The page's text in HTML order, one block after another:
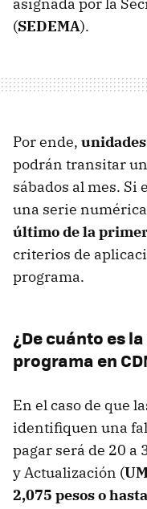
asignada por la
(SEDEMA).
Por ende,
podrán transitar
sábados al mes. Si
una serie
último de la
criterios de
programa.
¿De cuánto es
programa en
En el caso de que
identifiquen una
pagar será de 20 a
y Actualización (
2,075 pesos o hasta